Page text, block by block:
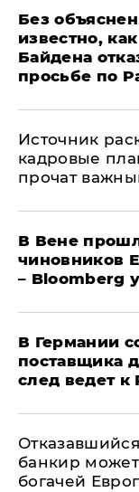
Без
известно,
Байдена
просьбе по
​Источник
кадровые
прочат
В Вене
чиновников
– Bloomberg
​В Германии
поставщика
след ведет к
банкир может
богачей